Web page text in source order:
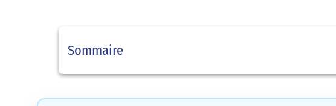
Sommaire